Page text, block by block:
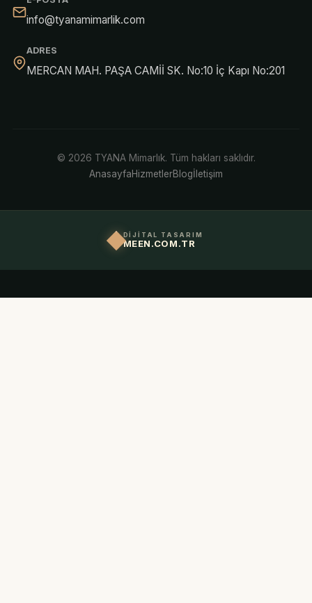
info@tyanamimarlik.com
ADRES
MERCAN MAH. PAŞA CAMİİ SK. No:10 İç Kapı No:201
© 2026 TYANA Mimarlık. Tüm hakları saklıdır.
AnasayfaHizmetlerBlogİletişim
DİJİTAL TASARIM
MEEN.COM.TR